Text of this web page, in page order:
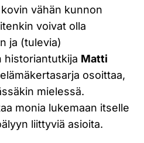
vähän kunnon
voivat olla
ja (tulevia)
historiantutkija Matti
osoittaa,
mielessä.
monia lukemaan itselle
liittyviä asioita.